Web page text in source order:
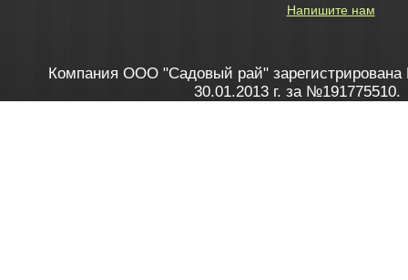
Напишите нам
Компания ООО "Садовый рай" зарегистрирована
30.01.2013 г. за №191775510.